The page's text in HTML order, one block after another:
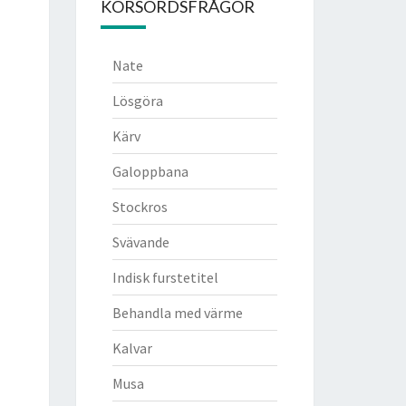
KORSORDSFRÅGOR
Nate
Lösgöra
Kärv
Galoppbana
Stockros
Svävande
Indisk furstetitel
Behandla med värme
Kalvar
Musa